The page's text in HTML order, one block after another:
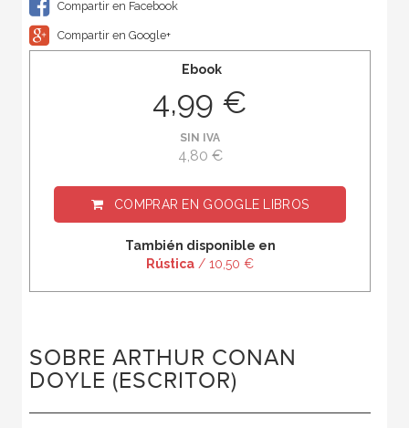
Compartir en Facebook
Compartir en Google+
Ebook
4,99 €
SIN IVA
4,80 €
COMPRAR EN GOOGLE LIBROS
También disponible en
Rústica / 10,50 €
SOBRE ARTHUR CONAN
DOYLE (ESCRITOR)